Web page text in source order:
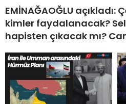
EMİNAĞAOĞLU açıkladı:
kimler faydalanacak?
hapisten çıkacak mı?